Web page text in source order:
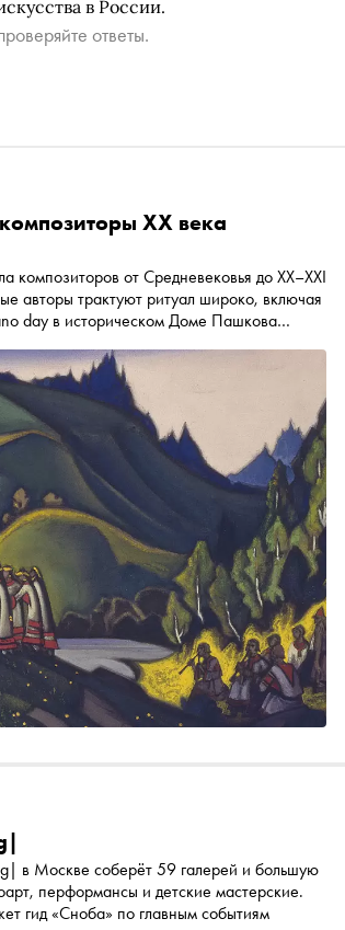
в России.
ответы.
XX века
композиторов от Средневековья до XX–XXI
авторы трактуют ритуал широко, включая
ритуала, архаики и жертвоприношения в
в Москве соберёт 59 галерей и большую
перформансы и детские мастерские.
гид «Сноба» по главным событиям